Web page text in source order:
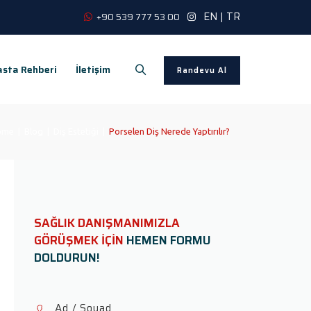
+90 539 777 53 00 EN | TR
Randevu Al
Rehberi İletişim
Porselen Diş Nerede Yaptırılır?
SAĞLIK DANIŞMANIMIZLA
GÖRÜŞMEK İÇİN HEMEN FORMU
DOLDURUN!